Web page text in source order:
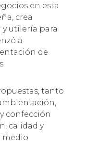
en esta
crea
y utilería para
a
de
tanto
confección
calidad y
medio